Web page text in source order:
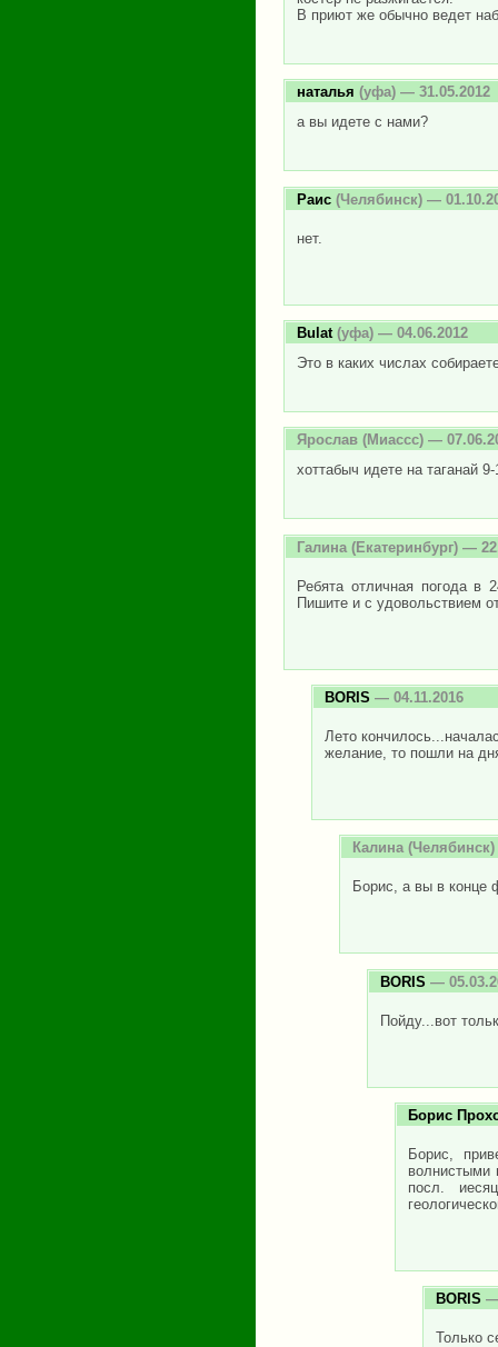
В приют же обычно ведет
наталья (уфа) — 31.05.2012
а вы идете с нами?
Раис (Челябинск) —
нет.
Bulat (уфа) — 04.06.2012
Это в каких числах
Ярослав (Миассс) —
хоттабыч идете на таганай
Галина (Екатеринбург) —
Ребята отличная погода в
Пишите и с удовольствием
BORIS — 04.11.2016
Лето
желание, то пошли на
Калина(Челябинск)
Борис, а вы в конце
BORIS —
Пойду...вот
Борис
Борис,
волнистыми
посл.
BORIS —
Только